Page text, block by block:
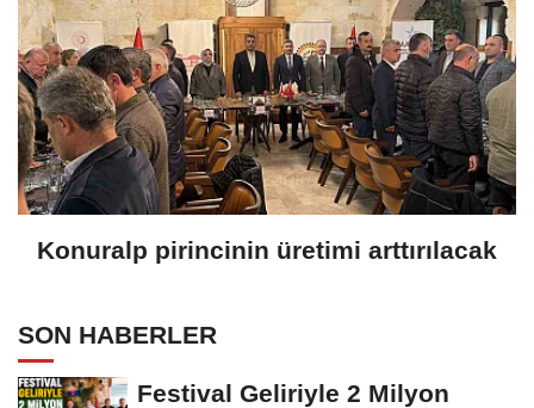
Konuralp pirincinin üretimi arttırılacak
SON HABERLER
Festival Geliriyle 2 Milyon